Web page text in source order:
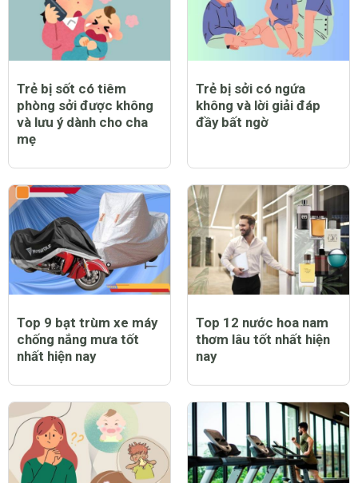
Trẻ bị sốt có tiêm
phòng sởi được không
và lưu ý dành cho cha
mẹ
Trẻ bị sởi có ngứa
không và lời giải đáp
đầy bất ngờ
Top 9 bạt trùm xe máy
chống nắng mưa tốt
nhất hiện nay
Top 12 nước hoa nam
thơm lâu tốt nhất hiện
nay